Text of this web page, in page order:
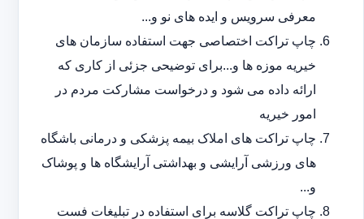
معرفی سرویس و ایده های نو و...
چاپ تراکت اختصاصی جهت استفاده سازمان های
خیریه موزه ها و...برای توضیحی جزئی از کاری که
ارائه داده می شود و درخواست مشارکت مردم در
امور خیریه
چاپ تراکت های املاک بیمه پزشکی و درمانی باشگاه
های ورزشی آرایشی و بهداشتی آرایشگاه ها و پوشاک
و...
چاپ تراکت گلاسه برای استفاده در تبلیغات فست